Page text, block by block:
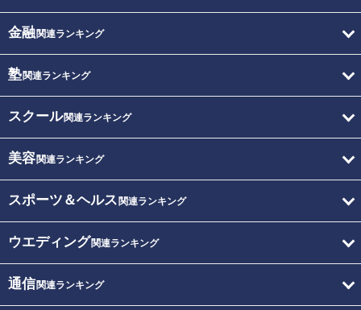
金融関連ランキング
塾関連ランキング
スクール関連ランキング
美容関連ランキング
スポーツ＆ヘルス 関連ランキング
ウエディング関連ランキング
通信関連ランキング